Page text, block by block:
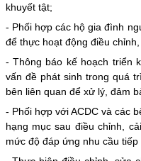
khuyết tật;
- Phối hợp các hộ gia đình
để thực hoạt động điều
- Thông báo kế hoạch triển
vấn đề phát sinh trong quá
bên liên quan để xử lý, đảm
- Phối hợp với ACDC và các
hạng mục sau điều chỉnh,
mức độ đáp ứng nhu cầu